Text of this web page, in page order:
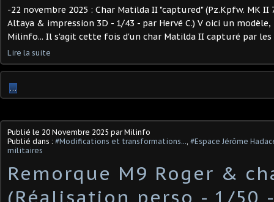
-22 novembre 2025 : Char Matilda II "captured" (Pz.Kpfw. MK II
Altaya & impression 3D - 1/43 - par Hervé C.) V oici un
Milinfo... Il s'agit cette fois d'un char Matilda II capturé par les
Lire la suite
…
Publié le 20 Novembre 2025 par Milinfo
Publié dans : #Modifications et transformations..., #Espace Jérôme
militaires
Remorque M9 Roger &
(Réalisation perso - 1/50